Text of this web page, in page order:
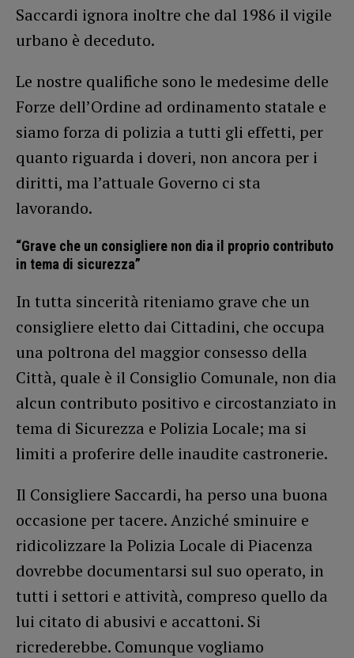
Saccardi ignora inoltre che dal 1986 il vigile
urbano è deceduto.
Le nostre qualifiche sono le medesime delle
Forze dell’Ordine ad ordinamento statale e
siamo forza di polizia a tutti gli effetti, per
quanto riguarda i doveri, non ancora per i
diritti, ma l’attuale Governo ci sta
lavorando.
“Grave che un consigliere non dia il proprio contributo
in tema di sicurezza”
In tutta sincerità riteniamo grave che un
consigliere eletto dai Cittadini, che occupa
una poltrona del maggior consesso della
Città, quale è il Consiglio Comunale, non dia
alcun contributo positivo e circostanziato in
tema di Sicurezza e Polizia Locale; ma si
limiti a proferire delle inaudite castronerie.
Il Consigliere Saccardi, ha perso una buona
occasione per tacere. Anziché sminuire e
ridicolizzare la Polizia Locale di Piacenza
dovrebbe documentarsi sul suo operato, in
tutti i settori e attività, compreso quello da
lui citato di abusivi e accattoni. Si
ricrederebbe. Comunque vogliamo